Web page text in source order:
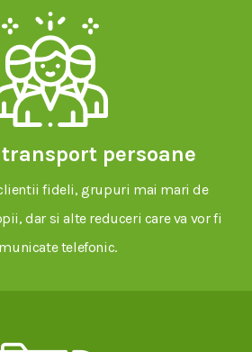
persoane
fideli, grupuri mai mari de
dar si alte reduceri care va vor fi
telefonic.